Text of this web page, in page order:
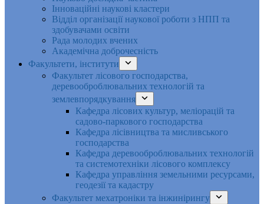
Інноваційні наукові кластери
Відділ організації наукової роботи з НПП та
здобувачами освіти
Рада молодих вчених
Академічна доброчесність
Факультети, інститути
Факультет лісового господарства,
деревооброблювальних технологій та
землевпорядкування
Кафедра лісових культур, меліорацій та
садово-паркового господарства
Кафедра лісівництва та мисливського
господарства
Кафедра деревооброблювальних технологій
та системотехніки лісового комплексу
Кафедра управління земельними ресурсами,
геодезії та кадастру
Факультет мехатроніки та інжинірингу